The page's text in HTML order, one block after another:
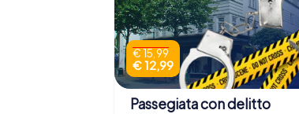
€ 15,99
€ 12,99
Passegiata con delitto